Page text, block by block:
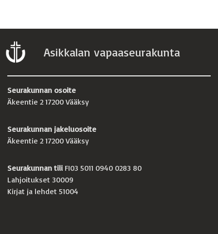
Asikkalan vapaaseurakunta
Seurakunnan osoite
Äkeentie 2 17200 Vääksy
Seurakunnan jakeluosoite
Äkeentie 2 17200 Vääksy
Seurakunnan tili FI03 5011 0940 0283 80
Lahjoitukset 30009
Kirjat ja lehdet 51004